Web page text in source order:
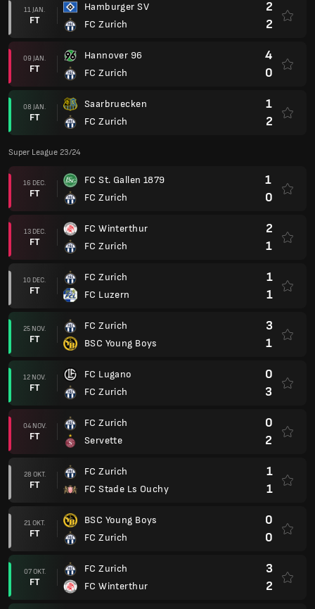
11 JAN.
FT
Hamburger SV
FC Zurich
2
2
09 JAN.
FT
Hannover 96
FC Zurich
4
0
08 JAN.
FT
Saarbruecken
FC Zurich
1
2
Super League 23/24
16 DEC.
FT
FC St. Gallen 1879
FC Zurich
1
0
13 DEC.
FT
FC Winterthur
FC Zurich
2
1
10 DEC.
FT
FC Zurich
FC Luzern
1
1
25 NOV.
FT
FC Zurich
BSC Young Boys
3
1
12 NOV.
FT
FC Lugano
FC Zurich
0
3
04 NOV.
FT
FC Zurich
Servette
0
2
28 OKT.
FT
FC Zurich
FC Stade Ls Ouchy
1
1
21 OKT.
FT
BSC Young Boys
FC Zurich
0
0
07 OKT.
FT
FC Zurich
FC Winterthur
3
2